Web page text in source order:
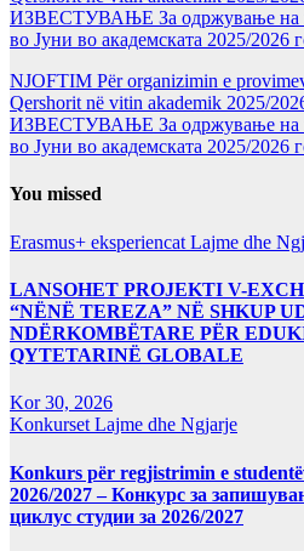
ИЗВЕСТУВАЊЕ За одржување на
во Јуни во академската 2025/2026
NJOFTIM Për organizimin e
Qershorit në vitin akademik 2025/
ИЗВЕСТУВАЊЕ За одржување на
во Јуни во академската 2025/2026
You missed
Erasmus+ eksperiencat Lajme dhe
LANSOHET PROJEKTI V-
“NËNË TEREZA” NË SHKUP
NDËRKOMBËTARE PËR
QYTETARINË GLOBALE
Kor 30, 2026
Konkurset Lajme dhe Ngjarje
Konkurs për regjistrimin e
2026/2027 – Конкурс за
циклус студии за 2026/2027